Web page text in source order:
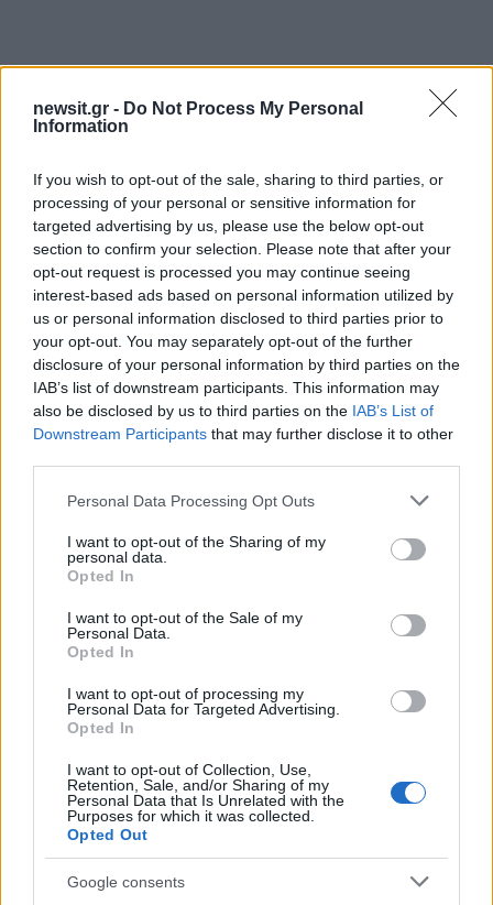
newsit.gr - Do Not Process My Personal
Information
If you wish to opt-out of the sale, sharing to third parties, or
processing of your personal or sensitive information for
targeted advertising by us, please use the below opt-out
section to confirm your selection. Please note that after your
opt-out request is processed you may continue seeing
interest-based ads based on personal information utilized by
us or personal information disclosed to third parties prior to
your opt-out. You may separately opt-out of the further
disclosure of your personal information by third parties on the
IAB’s list of downstream participants. This information may
also be disclosed by us to third parties on the IAB’s List of
Downstream Participants that may further disclose it to other
Please note that this website/app uses one or more Google
not limited to your visit or usage behaviour. You may click to
grant or deny consent to Google and its third-party tags to
use your data for below specified purposes in below Google
consent section.
Personal Data Processing Opt Outs
I want to opt-out of the Sharing of my
personal data.
Opted In
I want to opt-out of the Sale of my
Personal Data.
Opted In
I want to opt-out of processing my
Personal Data for Targeted Advertising.
Opted In
I want to opt-out of Collection, Use,
Retention, Sale, and/or Sharing of my
Personal Data that Is Unrelated with the
Purposes for which it was collected.
Opted Out
Google consents
Σχόλια
Σχολίασε εδώ
Αν τα χάσατε
Ανανεώθηκε πριν
19 λεπτά
Μυστράς: 11 μήνες με
αναστολή στον 55χρονο
που έκρυβε τον νεκρό
πατέρα του σε καταψύκτη
– «Ήθελα να τον βλέπω»
Τροχαίο στις
αυτοκίνητο,
να φύγω αριστερά»